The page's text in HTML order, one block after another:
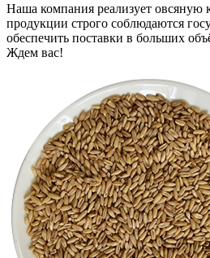
Наша компания реализует овсяную
продукции строго соблюдаются
обеспечить поставки в больших
Ждем вас!